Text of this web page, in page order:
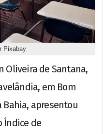
Pixabay
Oliveira de Santana,
em Bom
Bahia, apresentou
Índice de